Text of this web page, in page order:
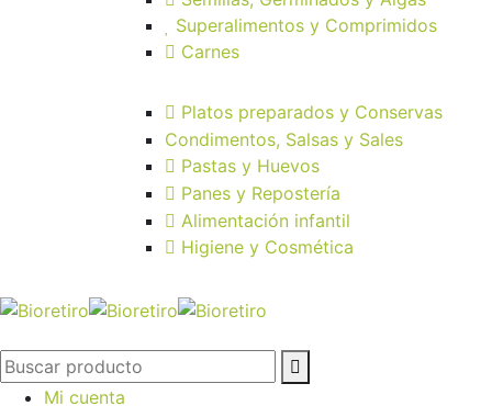
Superalimentos y Comprimidos
Carnes
Platos preparados y Conservas
Condimentos, Salsas y Sales
Pastas y Huevos
Panes y Repostería
Alimentación infantil
Higiene y Cosmética
Mi cuenta